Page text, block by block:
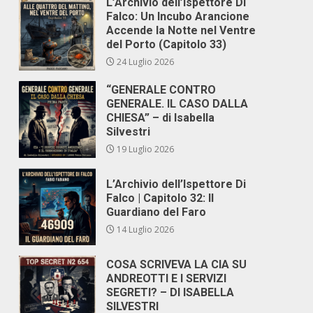
Falco: Un Incubo Arancione
Accende la Notte nel Ventre
del Porto (Capitolo 33)
24 Luglio 2026
“GENERALE CONTRO
GENERALE. IL CASO DALLA
CHIESA” – di Isabella
Silvestri
19 Luglio 2026
L’Archivio dell’Ispettore Di
Falco | Capitolo 32: Il
Guardiano del Faro
14 Luglio 2026
COSA SCRIVEVA LA CIA SU
ANDREOTTI E I SERVIZI
SEGRETI? – DI ISABELLA
SILVESTRI